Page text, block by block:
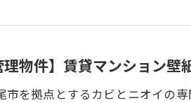
理物件】賃貸マンション
市を拠点とするカビとニオイの